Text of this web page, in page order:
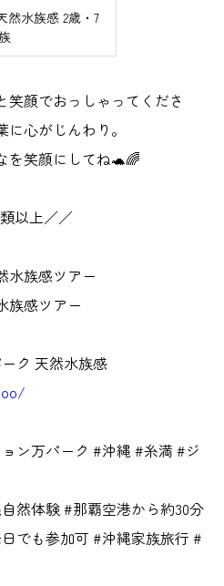
然水族感 2歳・7
笑顔でおっしゃってくださ
心がじんわり。
を笑顔にしてね🐢🌈
以上／／
水族感ツアー
族感ツアー
ク 天然水族感
ン万パーク #沖縄 #糸満 #ジ
然体験 #那覇空港から約30分
でも参加可 #沖縄家族旅行 #